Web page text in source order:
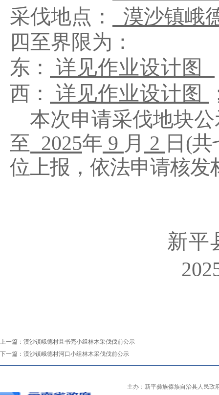
采伐地点：
漠沙镇峨
四至界限为：
东：
详见作业设计图
西：
详见作业设计图
本次申请采伐地块
至 2025年 9 月 2 日 (共
位上报，依法申请核发
新平
上一篇： 漠沙镇峨德村且书壳小组林木采伐伐前公示
下一篇： 漠沙镇峨德村河口小组林木采伐伐前公示
主办：新平彝族傣族自治县人民